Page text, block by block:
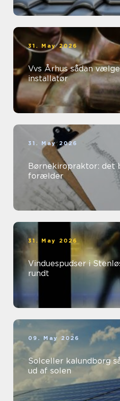
31. May 2026
Vvs Århus sådan vælger du den rigtige
installatør
31. May 2026
Børnekiropraktor: det
forælder
31. May 2026
Vinduespudser i
rundt
09. May 2026
Solceller kalundborg sådan får du mest
ud af solen